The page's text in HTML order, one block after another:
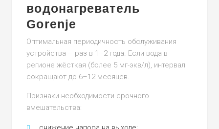
водонагреватель
Gorenje
Оптимальная периодичность обслуживания
устройства – раз в 1–2 года. Если вода в
регионе жёсткая (более 5 мг-экв/л), интервал
сокращают до 6–12 месяцев.
Признаки необходимости срочного
вмешательства: